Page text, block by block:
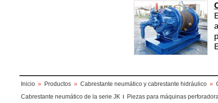
Inicio » Productos » Cabrestante neumático y cabrestante hidráulico »
Cabrestante neumático de la serie JK
Piezas para máquinas